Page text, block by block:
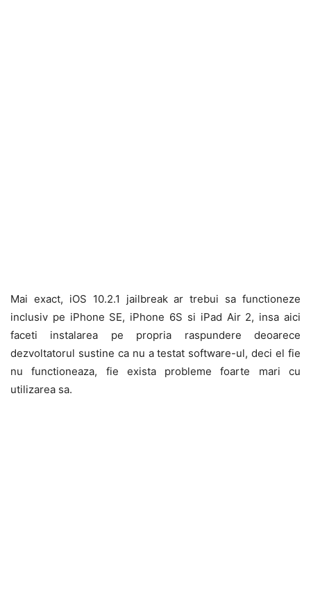
Mai exact, iOS 10.2.1 jailbreak ar trebui sa functioneze
inclusiv pe iPhone SE, iPhone 6S si iPad Air 2, insa aici
faceti instalarea pe propria raspundere deoarece
dezvoltatorul sustine ca nu a testat software-ul, deci el fie
nu functioneaza, fie exista probleme foarte mari cu
utilizarea sa.